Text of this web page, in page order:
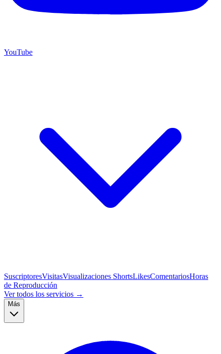
YouTube
SuscriptoresVisitasVisualizaciones ShortsLikesComentariosHoras
de Reproducción
Ver todos los servicios →
Más